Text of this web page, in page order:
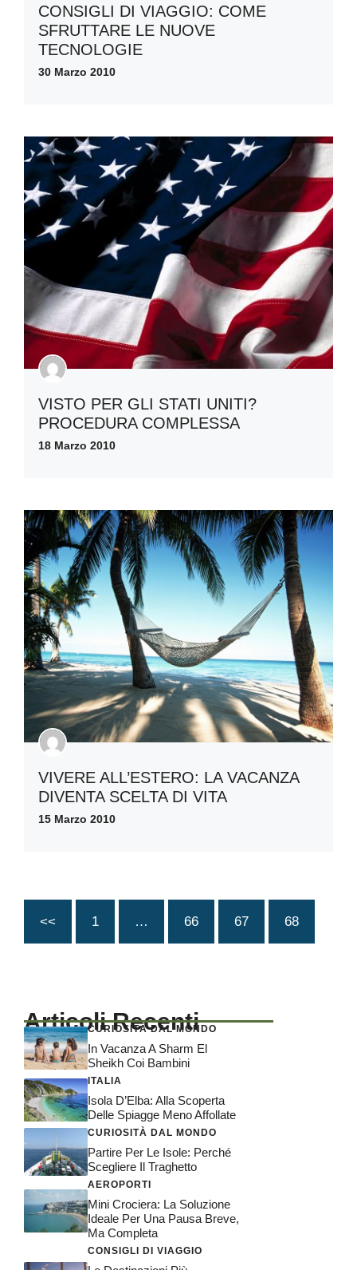
CONSIGLI DI VIAGGIO: COME
SFRUTTARE LE NUOVE
TECNOLOGIE
30 Marzo 2010
VISTO PER GLI STATI UNITI?
PROCEDURA COMPLESSA
18 Marzo 2010
VIVERE ALL’ESTERO: LA VACANZA
DIVENTA SCELTA DI VITA
15 Marzo 2010
<< 1 … 66 67 68
Articoli Recenti
CURIOSITÀ DAL MONDO
In Vacanza A Sharm El
Sheikh Coi Bambini
ITALIA
Isola D’Elba: Alla Scoperta
Delle Spiagge Meno Affollate
CURIOSITÀ DAL MONDO
Partire Per Le Isole: Perché
Scegliere Il Traghetto
AEROPORTI
Mini Crociera: La Soluzione
Ideale Per Una Pausa Breve,
Ma Completa
CONSIGLI DI VIAGGIO